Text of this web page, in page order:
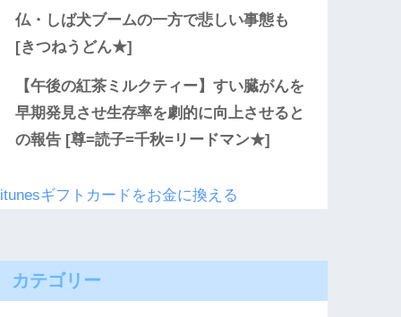
仏・しば犬ブームの一方で悲しい事態も
[きつねうどん★]
【午後の紅茶ミルクティー】すい臓がんを
早期発見させ生存率を劇的に向上させると
の報告 [尊=読子=千秋=リードマン★]
itunesギフトカードをお金に換える
カテゴリー